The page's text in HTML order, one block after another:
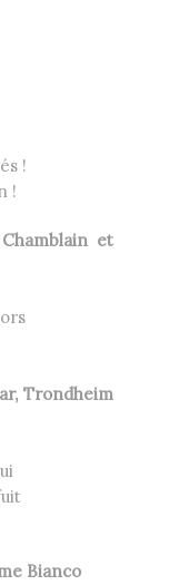
!
!
et
Trondheim
Bianco